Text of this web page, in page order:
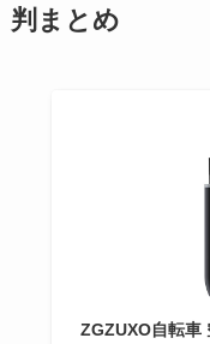
判まとめ
ZGZUXO自転車